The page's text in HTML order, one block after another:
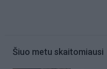
Šiuo metu skaitomiausi